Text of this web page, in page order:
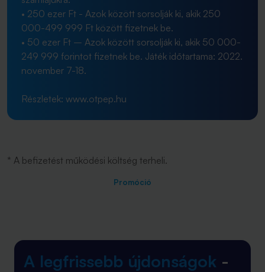
• 250 ezer Ft - Azok között sorsolják ki, akik 250
000-499 999 Ft között fizetnek be.
• 50 ezer Ft – Azok között sorsolják ki, akik 50 000-
249 999 forintot fizetnek be. Játék időtartama: 2022.
november 7-18.
Részletek: www.otpep.hu
* A befizetést működési költség terheli.
Promóció
A legfrissebb újdonságok -